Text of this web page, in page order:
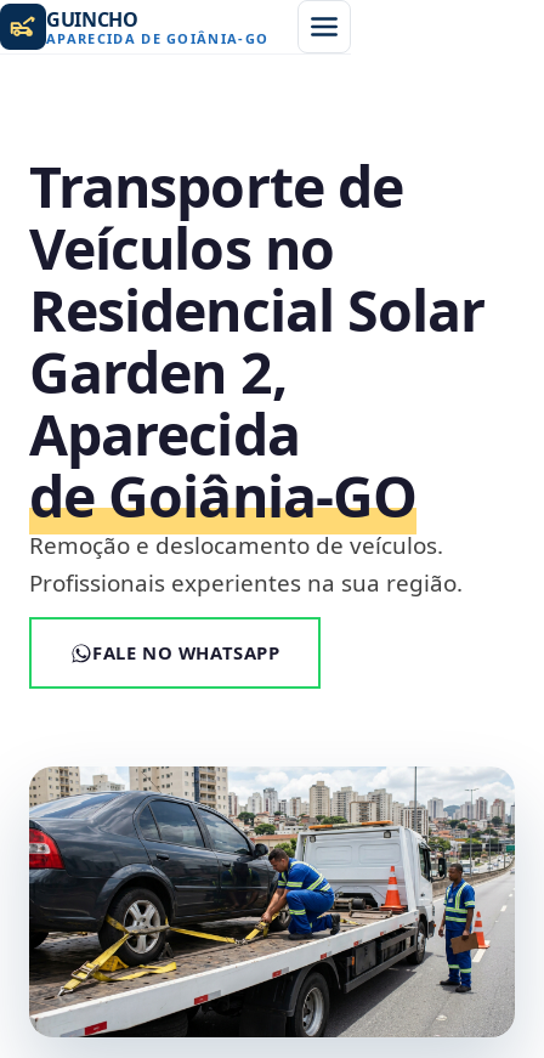
GUINCHO
APARECIDA DE GOIÂNIA-GO
Transporte de
Veículos no
Residencial Solar
Garden 2,
Aparecida
de Goiânia‑GO
Remoção e deslocamento de veículos.
Profissionais experientes na sua região.
FALE NO WHATSAPP